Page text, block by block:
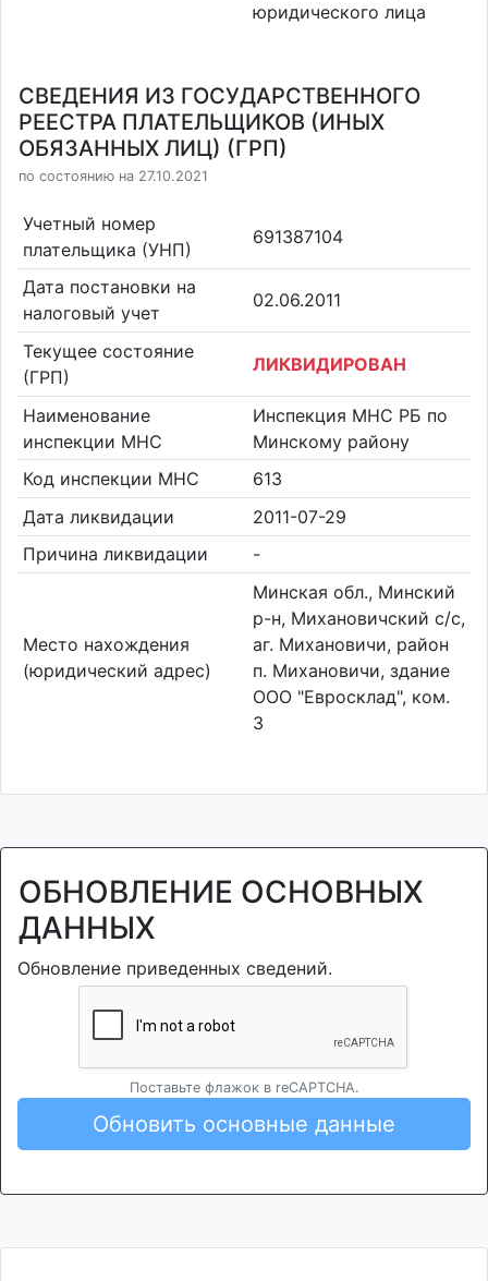
юридического лица
СВЕДЕНИЯ ИЗ ГОСУДАРСТВЕННОГО
РЕЕСТРА ПЛАТЕЛЬЩИКОВ (ИНЫХ
ОБЯЗАННЫХ ЛИЦ) (ГРП)
по состоянию на 27.10.2021
Учетный номер
плательщика (УНП)
691387104
Дата постановки на
налоговый учет
02.06.2011
Текущее состояние
(ГРП)
ЛИКВИДИРОВАН
Наименование
инспекции МНС
Инспекция МНС РБ по
Минскому району
Код инспекции МНС
613
Дата ликвидации
2011-07-29
Причина ликвидации
-
Место нахождения
(юридический адрес)
Минская обл., Минский
р-н, Михановичский с/с,
аг. Михановичи, район
п. Михановичи, здание
ООО "Евросклад", ком.
3
ОБНОВЛЕНИЕ ОСНОВНЫХ
ДАННЫХ
Обновление приведенных сведений.
Поставьте флажок в reCAPTCHA.
Обновить основные данные